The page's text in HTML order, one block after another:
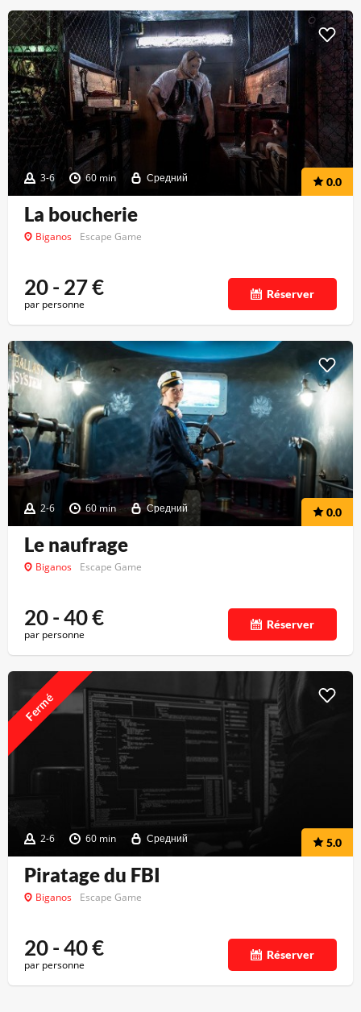
3-6 60 min Средний 0.0
La boucherie
Biganos Escape Game
20 - 27€
par personne
Réserver
2-6 60 min Средний 0.0
Le naufrage
Biganos Escape Game
20 - 40€
par personne
Réserver
2-6 60 min Средний 5.0
Fermé
Piratage du FBI
Biganos Escape Game
20 - 40€
par personne
Réserver